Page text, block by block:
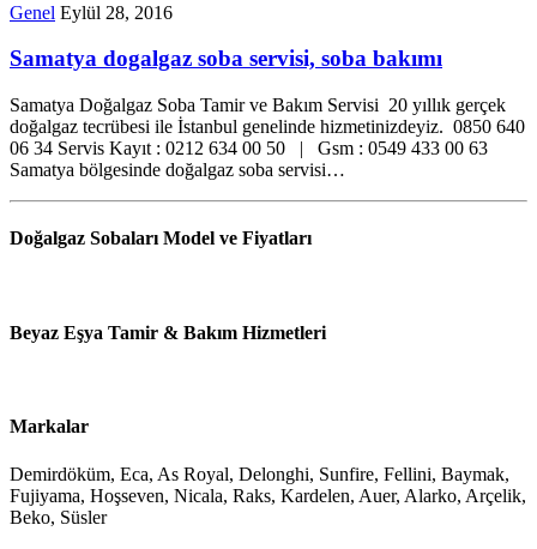
Genel Eylül 28, 2016
Samatya dogalgaz soba servisi, soba bakımı
Samatya Doğalgaz Soba Tamir ve Bakım Servisi 20 yıllık gerçek
doğalgaz tecrübesi ile İstanbul genelinde hizmetinizdeyiz. 0850 640
06 34 Servis Kayıt : 0212 634 00 50 | Gsm : 0549 433 00 63
Samatya bölgesinde doğalgaz soba servisi…
Doğalgaz Sobaları Model ve Fiyatları
Beyaz Eşya Tamir & Bakım Hizmetleri
Markalar
Demirdöküm, Eca, As Royal, Delonghi, Sunfire, Fellini, Baymak,
Fujiyama, Hoşseven, Nicala, Raks, Kardelen, Auer, Alarko, Arçelik,
Beko, Süsler